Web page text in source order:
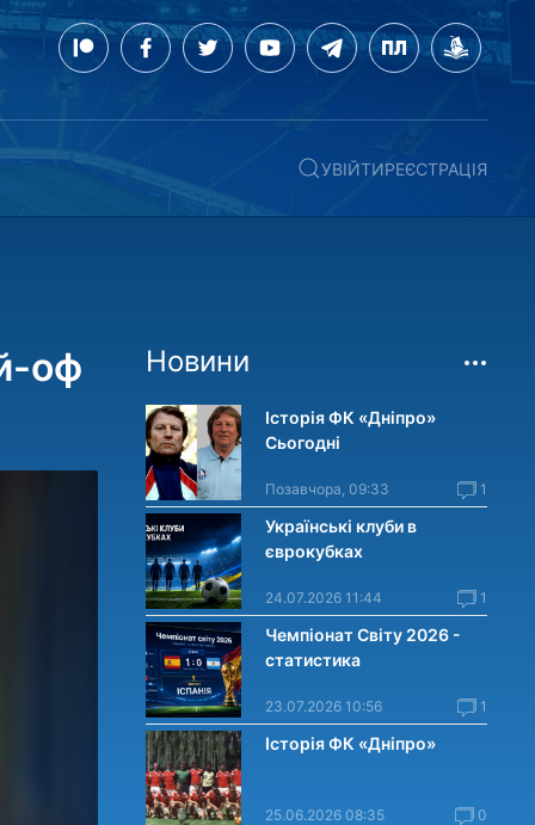
УВІЙТИРЕЄСТРАЦІЯ
оф Новини
Історія ФК «Дніпро»
Сьогодні
Позавчора, 09:33 1
Українські клуби в
єврокубках
24.07.2026 11:44 1
Чемпіонат Світу 2026 -
статистика
23.07.2026 10:56 1
Історія ФК «Дніпро»
25.06.2026 08:35 0